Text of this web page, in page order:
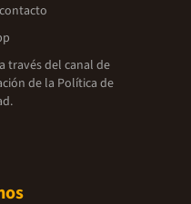
través del canal de
de la Política de